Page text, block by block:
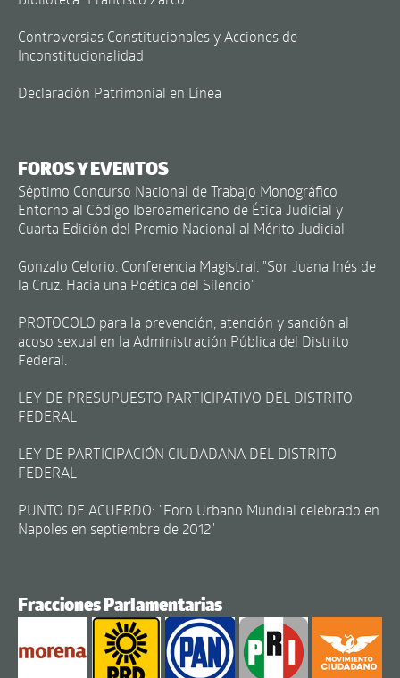
Controversias Constitucionales y Acciones de
Inconstitucionalidad
Declaración Patrimonial en Línea
FOROS Y EVENTOS
Séptimo Concurso Nacional de Trabajo Monográfico
Entorno al Código Iberoamericano de Ética Judicial y
Cuarta Edición del Premio Nacional al Mérito Judicial
Gonzalo Celorio. Conferencia Magistral. "Sor Juana Inés de
la Cruz. Hacia una Poética del Silencio"
PROTOCOLO para la prevención, atención y sanción al
acoso sexual en la Administración Pública del Distrito
Federal.
LEY DE PRESUPUESTO PARTICIPATIVO DEL DISTRITO
FEDERAL
LEY DE PARTICIPACIÓN CIUDADANA DEL DISTRITO
FEDERAL
PUNTO DE ACUERDO: "Foro Urbano Mundial celebrado en
Napoles en septiembre de 2012"
Fracciones Parlamentarias